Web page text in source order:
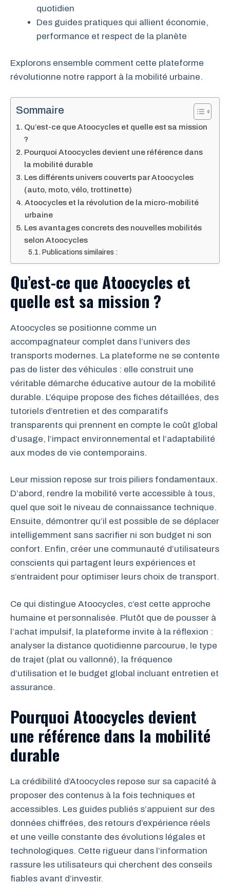
quotidien
Des guides pratiques qui allient économie,
performance et respect de la planète
Explorons ensemble comment cette plateforme
révolutionne notre rapport à la mobilité urbaine.
Sommaire
Qu’est-ce que Atoocycles et quelle est sa mission
?
Pourquoi Atoocycles devient une référence dans
la mobilité durable
Les différents univers couverts par Atoocycles
(auto, moto, vélo, trottinette)
Atoocycles et la révolution de la micro-mobilité
urbaine
Les avantages concrets des nouvelles mobilités
selon Atoocycles
Publications similaires :
Qu’est-ce que Atoocycles et
quelle est sa mission ?
Atoocycles se positionne comme un
accompagnateur complet dans l’univers des
transports modernes. La plateforme ne se contente
pas de lister des véhicules : elle construit une
véritable démarche éducative autour de la mobilité
durable. L’équipe propose des fiches détaillées, des
tutoriels d’entretien et des comparatifs
transparents qui prennent en compte le coût global
d’usage, l’impact environnemental et l’adaptabilité
aux modes de vie contemporains.
Leur mission repose sur trois piliers fondamentaux.
D’abord, rendre la mobilité verte accessible à tous,
quel que soit le niveau de connaissance technique.
Ensuite, démontrer qu’il est possible de se déplacer
intelligemment sans sacrifier ni son budget ni son
confort. Enfin, créer une communauté d’utilisateurs
conscients qui partagent leurs expériences et
s’entraident pour optimiser leurs choix de transport.
Ce qui distingue Atoocycles, c’est cette approche
humaine et personnalisée. Plutôt que de pousser à
l’achat impulsif, la plateforme invite à la réflexion :
analyser la distance quotidienne parcourue, le type
de trajet (plat ou vallonné), la fréquence
d’utilisation et le budget global incluant entretien et
assurance.
Pourquoi Atoocycles devient
une référence dans la mobilité
durable
La crédibilité d’Atoocycles repose sur sa capacité à
proposer des contenus à la fois techniques et
accessibles. Les guides publiés s’appuient sur des
données chiffrées, des retours d’expérience réels
et une veille constante des évolutions légales et
technologiques. Cette rigueur dans l’information
rassure les utilisateurs qui cherchent des conseils
fiables avant d’investir.